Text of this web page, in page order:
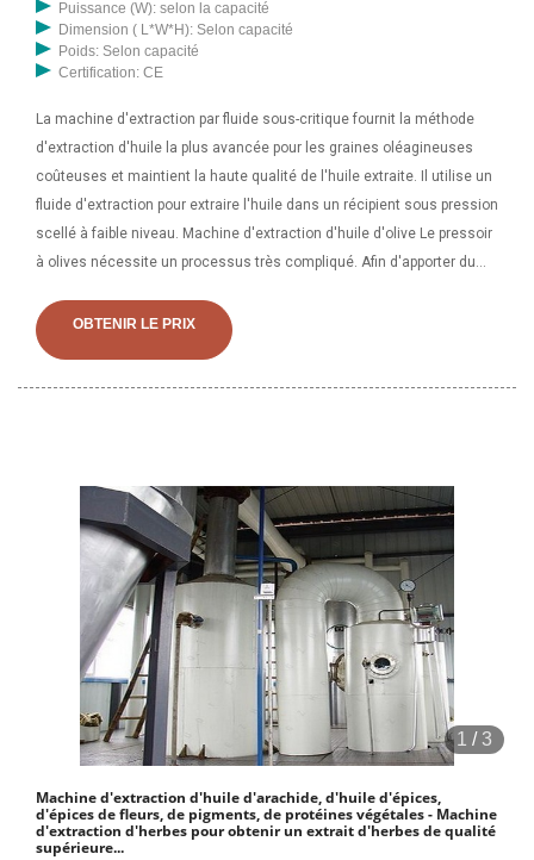
Puissance (W): selon la capacité
Dimension ( L*W*H): Selon capacité
Poids: Selon capacité
Certification: CE
La machine d'extraction par fluide sous-critique fournit la méthode
d'extraction d'huile la plus avancée pour les graines oléagineuses
coûteuses et maintient la haute qualité de l'huile extraite. Il utilise un
fluide d'extraction pour extraire l'huile dans un récipient sous pression
scellé à faible niveau. Machine d'extraction d'huile d'olive Le pressoir
à olives nécessite un processus très compliqué. Afin d'apporter du
appelée presse à huile hydraulique, a été inventée. La pression de la
machine est de 6
OBTENIR LE PRIX
1 /3
Machine d'extraction d'huile d'arachide, d'huile d'épices,
d'épices de fleurs, de pigments, de protéines végétales - Machine
d'extraction d'herbes pour obtenir un extrait d'herbes de qualité
supérieure...